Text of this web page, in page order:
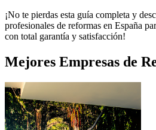
¡No te pierdas esta guía completa y
profesionales de reformas en España
con total garantía y satisfacción!
Mejores Empresas de